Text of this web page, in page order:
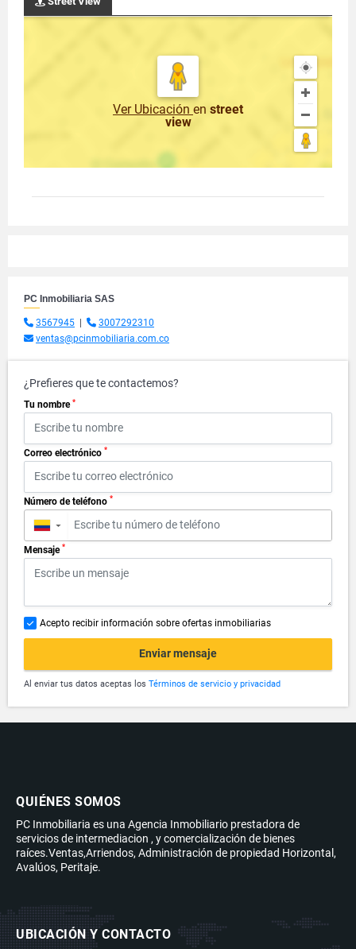
Ver Ubicación en street
view
PC Inmobiliaria SAS
3567945
3007292310
ventas@pcinmobiliaria.com.co
¿Prefieres que te contactemos?
Tu nombre *
Correo electrónico *
Número de teléfono *
▼
Mensaje *
Acepto recibir información sobre ofertas inmobiliarias
Enviar mensaje
Al enviar tus datos aceptas los Términos de servicio y privacidad
QUIÉNES SOMOS
PC Inmobiliaria es una Agencia Inmobiliario prestadora de
servicios de intermediacion , y comercialización de bienes
raíces.Ventas,Arriendos, Administración de propiedad Horizontal,
Avalúos, Peritaje.
UBICACIÓN Y CONTACTO